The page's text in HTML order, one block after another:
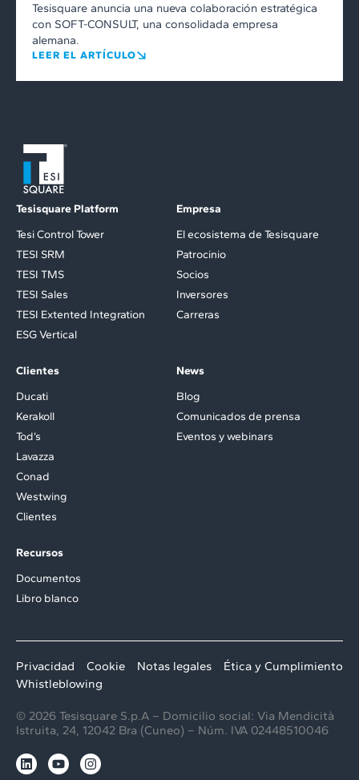
Tesisquare anuncia una nueva colaboración estratégica
con SOFT-CONSULT, una consolidada empresa
alemana.
LEER EL ARTÍCULO
Tesisquare Platform
Tesi Control Tower
TESI SRM
TESI TMS
TESI Sales
TESI Extented Integration
ESG Vertical
Empresa
El ecosistema de Tesisquare
Patrocinio
Socios
Inversores
Carreras
Clientes
Ducati
Kerakoll
Tod’s
Lavazza
Conad
Westwing
Clientes
News
Blog
Comunicados de prensa
Eventos y webinars
Recursos
Documentos
Libro blanco
Privacidad Cookie Notas legales
Ética y Cumplimiento
Whistleblowing
© 2026 Tesisquare S.p.A – Domicilio social: Via Mendicità
Istruita, 24, 12042 Bra (Cuneo) – Núm. IVA 02448510046
L
i
Y
o
I
n